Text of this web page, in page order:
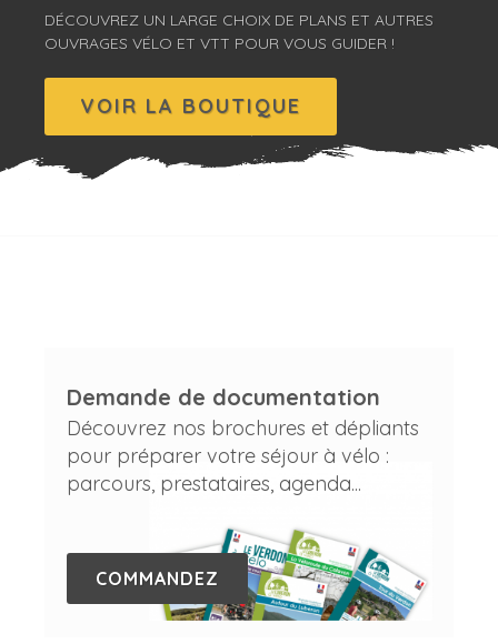
DÉCOUVREZ UN LARGE CHOIX DE PLANS ET AUTRES
OUVRAGES VÉLO ET VTT POUR VOUS GUIDER !
VOIR LA BOUTIQUE
Demande de documentation
Découvrez nos brochures et dépliants
pour préparer votre séjour à vélo :
parcours, prestataires, agenda...
COMMANDEZ